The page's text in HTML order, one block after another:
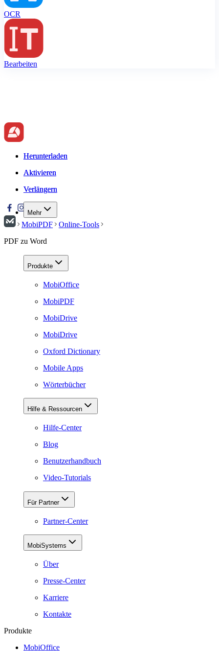
OCR
Bearbeiten
Herunterladen
Aktivieren
Verlängern
Mehr
Herunterladen
Aktivieren
Verlängern
MobiPDF
Online-Tools
PDF zu Word
Produkte
MobiOffice
MobiPDF
MobiDrive
MobiDrive
Oxford Dictionary
Mobile Apps
Wörterbücher
Hilfe & Ressourcen
Hilfe-Center
Blog
Benutzerhandbuch
Video-Tutorials
Für Partner
Partner-Center
MobiSystems
Über
Presse-Center
Karriere
Kontakte
Produkte
MobiOffice